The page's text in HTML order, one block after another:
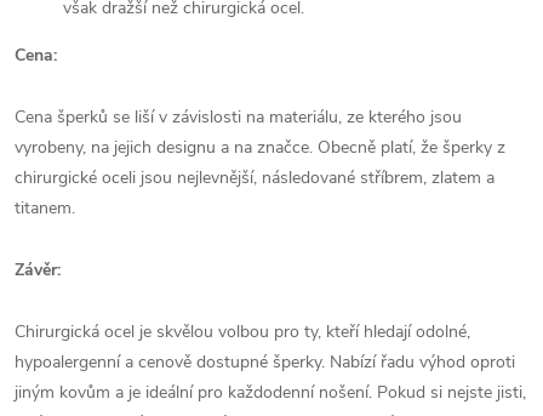
však dražší než chirurgická ocel.
Cena:
Cena šperků se liší v závislosti na materiálu, ze kterého jsou
vyrobeny, na jejich designu a na značce. Obecně platí, že šperky z
chirurgické oceli jsou nejlevnější, následované stříbrem, zlatem a
titanem.
Závěr:
Chirurgická ocel je skvělou volbou pro ty, kteří hledají odolné,
hypoalergenní a cenově dostupné šperky. Nabízí řadu výhod oproti
jiným kovům a je ideální pro každodenní nošení. Pokud si nejste jisti,